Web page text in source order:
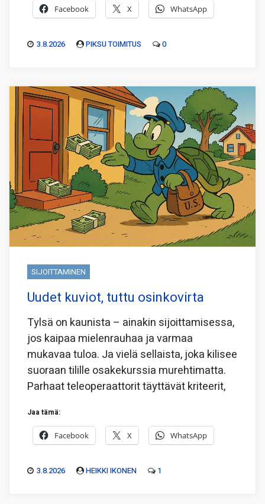
Facebook X WhatsApp
3.8.2026 PIKSU TOIMITUS 0
SIJOITTAMINEN
Uudet kuviot, tuttu osinkovirta
Tylsä on kaunista – ainakin sijoittamisessa,
jos kaipaa mielenrauhaa ja varmaa
mukavaa tuloa. Ja vielä sellaista, joka kilisee
suoraan tilille osakekurssia murehtimatta.
Parhaat teleoperaattorit täyttävät kriteerit,
Jaa tämä:
Facebook X WhatsApp
3.8.2026 HEIKKI IKONEN 1